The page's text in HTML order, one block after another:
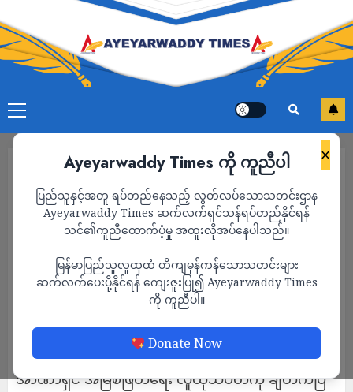
×
Ayeyarwaddy Times ကို ကူညီပါ
ပြည်သူနှင့်အတူ ရပ်တည်နေသည့် လွတ်လပ်သောသတင်းဌာန
Ayeyarwaddy Times ဆက်လက်ရှင်သန်ရပ်တည်နိုင်ရန်
သင်၏ကူညီထောက်ပံ့မှု အထူးလိုအပ်နေပါသည်။
မြန်မာပြည်သူလူထုထံ တိကျမှန်ကန်သောသတင်းများ
ဆက်လက်ပေးပို့နိုင်ရန် ကျေးဇူးပြု၍ Ayeyarwaddy Times
ကို ကူညီပါ။
Donate Now
“ဖိလေကြွလေ စစ်ကိုင်းမြေ”စာသားကိုကိုင်ဆွဲပြီး စစ်
အာဏာရှင် အမြစ်ဖြတ်ရေး လူထုသပိတ်ကို ချီတက်ပြ